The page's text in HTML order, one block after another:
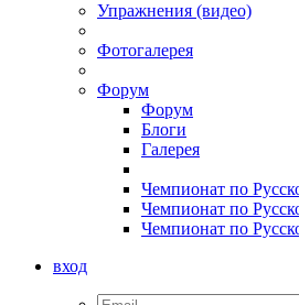
Упражнения (видео)
Фотогалерея
Форум
Форум
Блоги
Галерея
Чемпионат по
Чемпионат по
Чемпионат по
вход